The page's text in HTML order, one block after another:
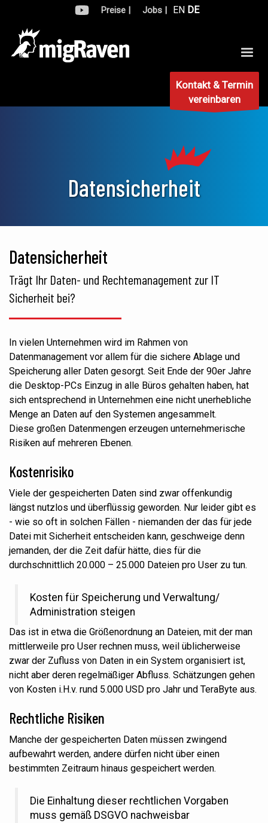
Preise | Jobs | EN DE
Kontakt & Termin
vereinbaren
Datensicherheit
Datensicherheit
Trägt Ihr Daten- und Rechtemanagement zur IT
Sicherheit bei?
In vielen Unternehmen wird im Rahmen von
Datenmanagement vor allem für die sichere Ablage und
Speicherung aller Daten gesorgt. Seit Ende der 90er Jahre
die Desktop-PCs Einzug in alle Büros gehalten haben, hat
sich entsprechend in Unternehmen eine nicht unerhebliche
Menge an Daten auf den Systemen angesammelt.
Diese großen Datenmengen erzeugen unternehmerische
Risiken auf mehreren Ebenen.
Kostenrisiko
Viele der gespeicherten Daten sind zwar offenkundig
längst nutzlos und überflüssig geworden. Nur leider gibt es
- wie so oft in solchen Fällen - niemanden der das für jede
Datei mit Sicherheit entscheiden kann, geschweige denn
jemanden, der die Zeit dafür hätte, dies für die
durchschnittlich 20.000 – 25.000 Dateien pro User zu tun.
Kosten für Speicherung und Verwaltung/
Administration steigen
Das ist in etwa die Größenordnung an Dateien, mit der man
mittlerweile pro User rechnen muss, weil üblicherweise
zwar der Zufluss von Daten in ein System organisiert ist,
nicht aber deren regelmäßiger Abfluss. Schätzungen gehen
von Kosten i.H.v. rund 5.000 USD pro Jahr und TeraByte aus.
Rechtliche Risiken
Manche der gespeicherten Daten müssen zwingend
aufbewahrt werden, andere dürfen nicht über einen
bestimmten Zeitraum hinaus gespeichert werden.
Die Einhaltung dieser rechtlichen Vorgaben
muss gemäß DSGVO nachweisbar